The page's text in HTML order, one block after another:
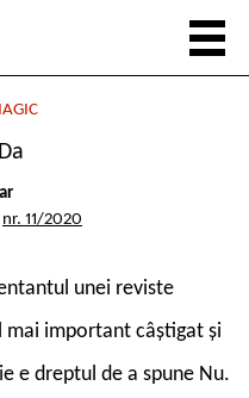
nr. 11/2020
unei reviste
mai important câștigat și
e dreptul de a spune Nu.